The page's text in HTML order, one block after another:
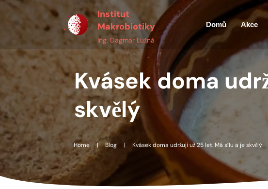
Institut
Makrobiotiky
Ing. Dagmar Lužná
Domů Akce
Kvásek doma
skvělý
Home | Blog | Kvásek doma udržuji už 25 let. Má sílu a je skvělý